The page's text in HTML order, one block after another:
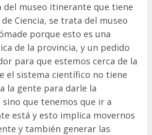
del museo itinerante que tiene
Ciencia, se trata del museo
porque esto es una
de la provincia, y un pedido
para que estemos cerca de la
el sistema científico no tiene
la gente para darle la
que tenemos que ir a
está y esto implica movernos
y también generar las